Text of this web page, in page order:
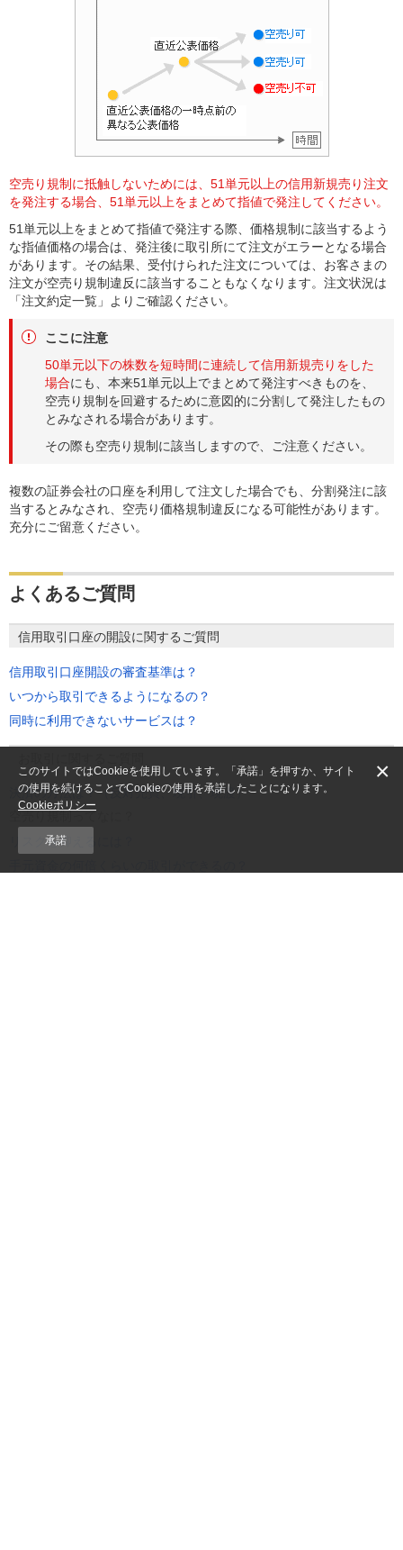
空売り規制に抵触しないためには、51単元以上の信用新規売り注文
を発注する場合、51単元以上をまとめて指値で発注してください。
51単元以上をまとめて指値で発注する際、価格規制に該当するよう
な指値価格の場合は、発注後に取引所にて注文がエラーとなる場合
があります。その結果、受付けられた注文については、お客さまの
注文が空売り規制違反に該当することもなくなります。注文状況は
「注文約定一覧」よりご確認ください。
ここに注意
50単元以下の株数を短時間に連続して信用新規売りをした
場合にも、本来51単元以上でまとめて発注すべきものを、
空売り規制を回避するために意図的に分割して発注したもの
とみなされる場合があります。
その際も空売り規制に該当しますので、ご注意ください。
複数の証券会社の口座を利用して注文した場合でも、分割発注に該
当するとみなされ、空売り価格規制違反になる可能性があります。
充分にご留意ください。
よくあるご質問
信用取引口座の開設に関するご質問
信用取引口座開設の審査基準は？
いつから取引できるようになるの？
同時に利用できないサービスは？
決済の方法は？（反対売買、現引、現渡）
リスクを抑えるには？
このサイトではCookieを使用しています。「承諾」を押すか、サイト
の使用を続けることでCookieの使用を承諾したことになります。
Cookieポリシー
承諾
×